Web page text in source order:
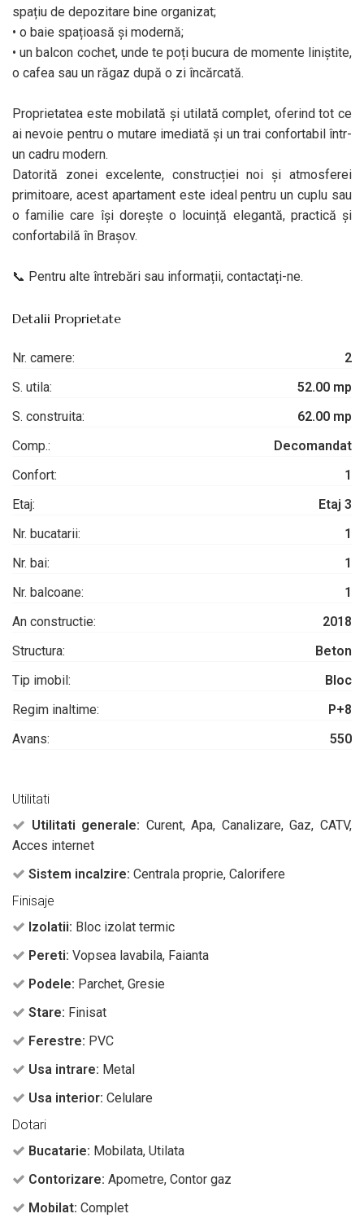
spațiu de depozitare bine organizat;
• o baie spațioasă și modernă;
• un balcon cochet, unde te poți bucura de momente liniștite,
o cafea sau un răgaz după o zi încărcată.
Proprietatea este mobilată și utilată complet, oferind tot ce
ai nevoie pentru o mutare imediată și un trai confortabil într-
un cadru modern.
Datorită zonei excelente, construcției noi și atmosferei
primitoare, acest apartament este ideal pentru un cuplu sau
o familie care își dorește o locuință elegantă, practică și
confortabilă în Brașov.
📞 Pentru alte întrebări sau informații, contactați-ne.
Detalii Proprietate
Nr. camere:
2
S. utila:
52.00 mp
S. construita:
62.00 mp
Comp.:
Decomandat
Confort:
1
Etaj:
Etaj 3
Nr. bucatarii:
1
Nr. bai:
1
Nr. balcoane:
1
An constructie:
2018
Structura:
Beton
Tip imobil:
Bloc
Regim inaltime:
P+8
Avans:
550
Utilitati
Utilitati generale: Curent, Apa, Canalizare, Gaz, CATV,
Acces internet
Sistem incalzire: Centrala proprie, Calorifere
Finisaje
Izolatii: Bloc izolat termic
Pereti: Vopsea lavabila, Faianta
Podele: Parchet, Gresie
Stare: Finisat
Ferestre: PVC
Usa intrare: Metal
Usa interior: Celulare
Dotari
Bucatarie: Mobilata, Utilata
Contorizare: Apometre, Contor gaz
Mobilat: Complet